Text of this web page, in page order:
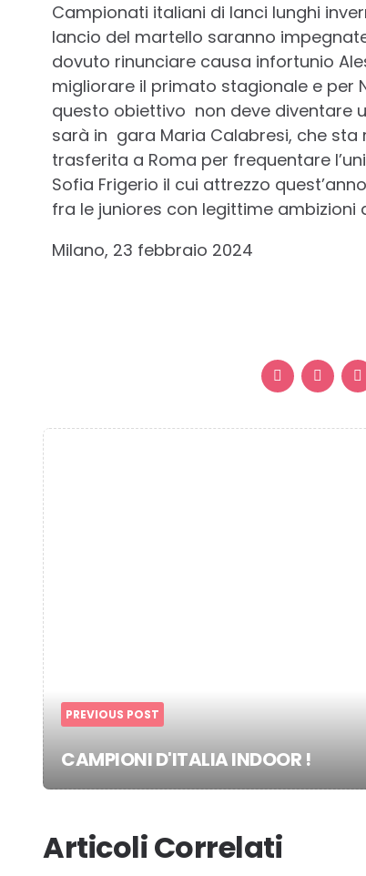
Campionati italiani di lanci lunghi
lancio del martello saranno
dovuto rinunciare causa infortunio
migliorare il primato stagionale e per
questo obiettivo non deve diventare
sarà in gara Maria Calabresi, che
trasferita a Roma per frequentare
Sofia Frigerio il cui attrezzo
fra le juniores con legittime ambizioni
Milano, 23 febbraio 2024
Post
navigation
PREVIOUS POST
CAMPIONI D'ITALIA INDOOR !
Articoli Correlati